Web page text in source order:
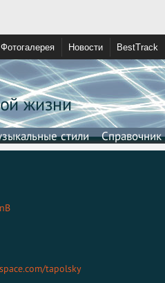
Фотогалерея Новости BestTrack
жизни
стили Справочник
tapolsky